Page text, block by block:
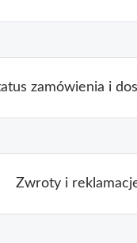
zamówienia i
Zwroty i